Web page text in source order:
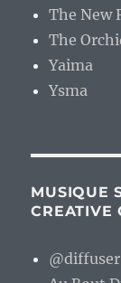
The New
The
Yaima
Ysma
MUSIQUE
CREATIVE